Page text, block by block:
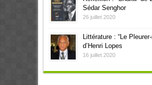
Sédar Senghor
26 juillet 2020
Littérature : “Le Pleurer-
d’Henri Lopes
16 juillet 2020